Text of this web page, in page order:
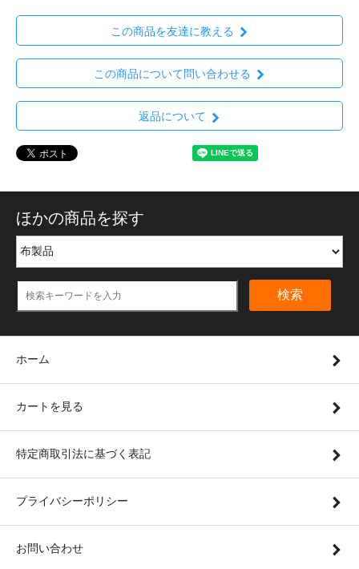
この商品を友達に教える
この商品について問い合わせる
返品について
ほかの商品を探す
検索
ホーム
カートを見る
特定商取引法に基づく表記
プライバシーポリシー
お問い合わせ